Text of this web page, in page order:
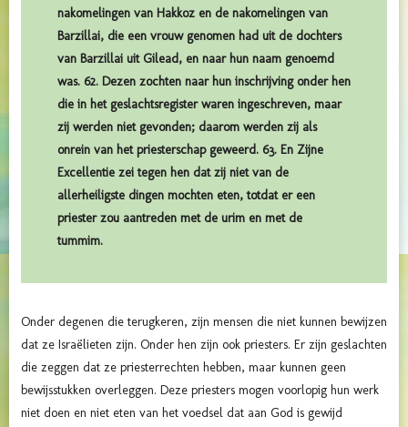
nakomelingen van Hakkoz en de nakomelingen van
Barzillai, die een vrouw genomen had uit de dochters
van Barzillai uit Gilead, en naar hun naam genoemd
was. 62. Dezen zochten naar hun inschrijving onder hen
die in het geslachtsregister waren ingeschreven, maar
zij werden niet gevonden; daarom werden zij als
onrein van het priesterschap geweerd. 63. En Zijne
Excellentie zei tegen hen dat zij niet van de
allerheiligste dingen mochten eten, totdat er een
priester zou aantreden met de urim en met de
tummim.
Onder degenen die terugkeren, zijn mensen die niet kunnen bewijzen
dat ze Israëlieten zijn. Onder hen zijn ook priesters. Er zijn geslachten
die zeggen dat ze priesterrechten hebben, maar kunnen geen
bewijsstukken overleggen. Deze priesters mogen voorlopig hun werk
niet doen en niet eten van het voedsel dat aan God is gewijd